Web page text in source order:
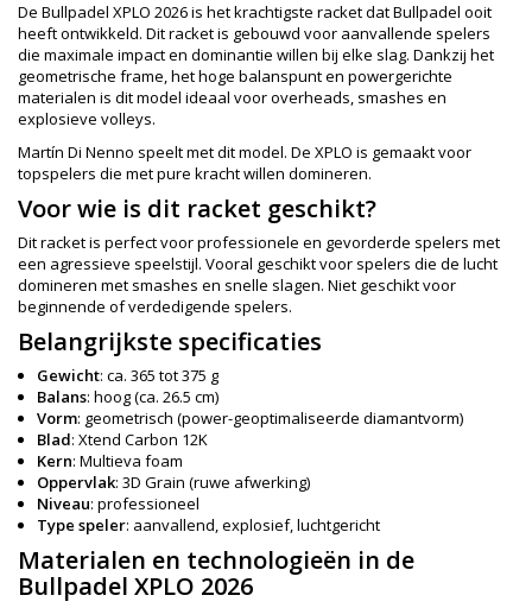
De Bullpadel XPLO 2026 is het krachtigste racket dat Bullpadel ooit
heeft ontwikkeld. Dit racket is gebouwd voor aanvallende spelers
die maximale impact en dominantie willen bij elke slag. Dankzij het
geometrische frame, het hoge balanspunt en powergerichte
materialen is dit model ideaal voor overheads, smashes en
explosieve volleys.
Martín Di Nenno speelt met dit model. De XPLO is gemaakt voor
topspelers die met pure kracht willen domineren.
Voor wie is dit racket geschikt?
Dit racket is perfect voor professionele en gevorderde spelers met
een agressieve speelstijl. Vooral geschikt voor spelers die de lucht
domineren met smashes en snelle slagen. Niet geschikt voor
beginnende of verdedigende spelers.
Belangrijkste specificaties
Gewicht: ca. 365 tot 375 g
Balans: hoog (ca. 26.5 cm)
Vorm: geometrisch (power-geoptimaliseerde diamantvorm)
Blad: Xtend Carbon 12K
Kern: Multieva foam
Oppervlak: 3D Grain (ruwe afwerking)
Niveau: professioneel
Type speler: aanvallend, explosief, luchtgericht
Materialen en technologieën in de
Bullpadel XPLO 2026